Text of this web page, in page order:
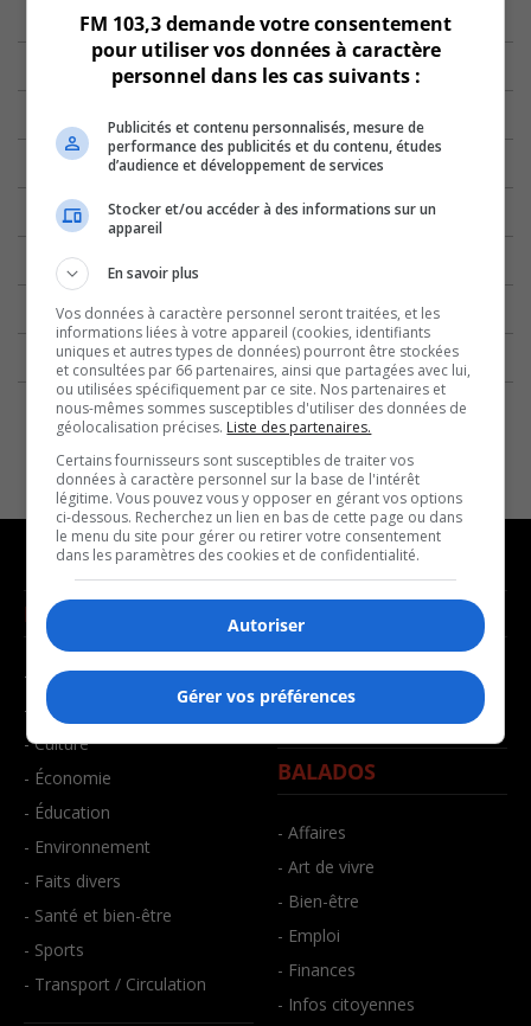
NOUVELLES
- Affaires municipales
- Communauté / Social
- Culture
- Économie
- Éducation
- Environnement
- Faits divers
- Santé et bien-être
- Sports
- Transport / Circulation
MUSIQUE
- Décompte franco
- Joué récemment
BALADOS
- Affaires
- Art de vivre
- Bien-être
- Emploi
- Finances
- Infos citoyennes
FM 103,3 demande votre consentement
pour utiliser vos données à caractère
personnel dans les cas suivants :
Publicités et contenu personnalisés, mesure de
performance des publicités et du contenu, études
d’audience et développement de services
Stocker et/ou accéder à des informations sur un
appareil
En savoir plus
Vos données à caractère personnel seront traitées, et les
informations liées à votre appareil (cookies, identifiants
uniques et autres types de données) pourront être stockées
et consultées par 66 partenaires, ainsi que partagées avec lui,
ou utilisées spécifiquement par ce site. Nos partenaires et
nous-mêmes sommes susceptibles d'utiliser des données de
géolocalisation précises. Liste des partenaires.
Certains fournisseurs sont susceptibles de traiter vos
données à caractère personnel sur la base de l'intérêt
légitime. Vous pouvez vous y opposer en gérant vos options
ci-dessous. Recherchez un lien en bas de cette page ou dans
le menu du site pour gérer ou retirer votre consentement
dans les paramètres des cookies et de confidentialité.
Autoriser
Gérer vos préférences